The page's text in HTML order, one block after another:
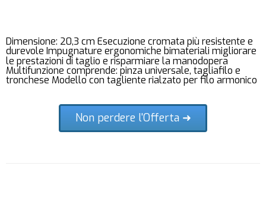
Dimensione: 20,3 cm Esecuzione cromata più resistente e
durevole Impugnature ergonomiche bimateriali migliorare
le prestazioni di taglio e risparmiare la manodopera
Multifunzione comprende: pinza universale, tagliafilo e
tronchese Modello con tagliente rialzato per filo armonico
Non perdere l'Offerta ➜